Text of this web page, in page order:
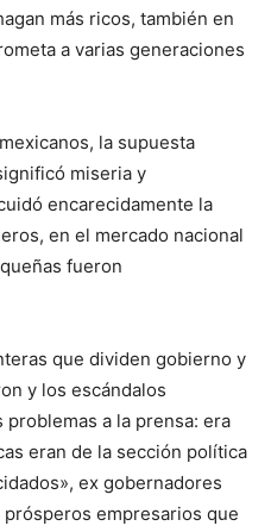
más ricos, también en
a varias generaciones
la supuesta
miseria y
encarecidamente la
en el mercado nacional
fueron
que dividen gobierno y
y los escándalos
a la prensa: era
eran de la sección política
ex gobernadores
empresarios que